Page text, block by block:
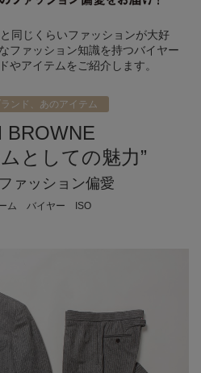
同じくらいファッションが大好
ファッション知識を持つバイヤー
やアイテムをご紹介します。
ンド、あのアイテム
BROWNE
としての魅力”
ァッション偏愛
ム バイヤー ISO